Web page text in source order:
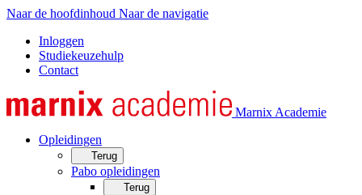
Naar de hoofdinhoud Naar de navigatie
Inloggen
Studiekeuzehulp
Contact
Marnix Academie
Opleidingen
Terug
Pabo opleidingen
Terug